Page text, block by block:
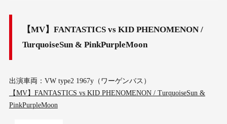
【MV】FANTASTICS vs KID PHENOMENON /
TurquoiseSun & PinkPurpleMoon
出演車両：VW type2 1967y（ワーゲンバス）
【MV】FANTASTICS vs KID PHENOMENON / TurquoiseSun &
PinkPurpleMoon